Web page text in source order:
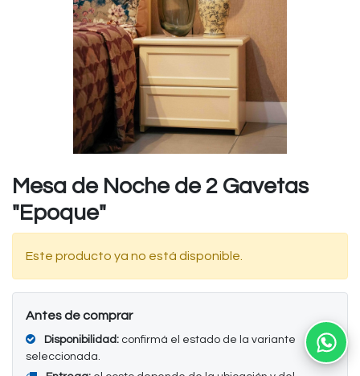
Mesa de Noche de 2 Gavetas
"Epoque"
Este producto ya no está disponible.
Antes de comprar
Disponibilidad: confirmá el estado de la variante
seleccionada.